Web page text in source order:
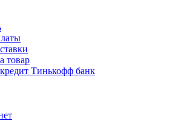
товар
Тинькофф банк